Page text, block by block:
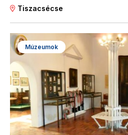
Tiszacsécse
Múzeumok